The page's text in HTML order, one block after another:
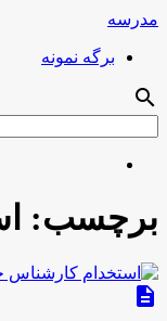
مدرسه
برگه نمونه
search
برچسب:
description